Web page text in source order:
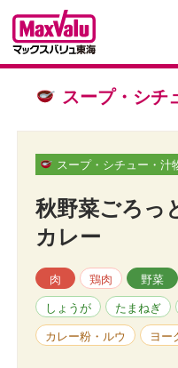
スープ・シチ
スープ・シチュー・汁
秋野菜ごろっ
カレー
肉 鶏肉 野菜
しょうが たまねぎ
カレー粉・ルウ ヨー